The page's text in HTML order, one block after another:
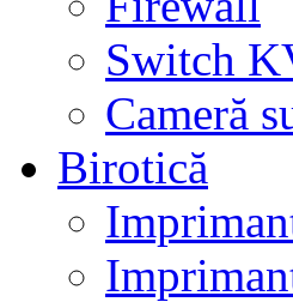
Switch
Cameră
Birotică